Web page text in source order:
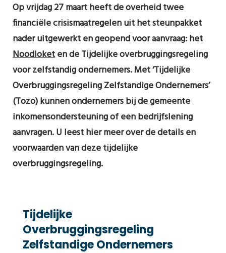
Op vrijdag 27 maart heeft de overheid twee
financiële crisismaatregelen uit het steunpakket
nader uitgewerkt en geopend voor aanvraag: het
Noodloketen de Tijdelijke overbruggingsregeling
voor zelfstandig ondernemers. Met ‘Tijdelijke
Overbruggingsregeling Zelfstandige Ondernemers’
(Tozo) kunnen ondernemers bij de gemeente
inkomensondersteuning of een bedrijfslening
aanvragen. U leest hier meer over de details en
voorwaarden van deze tijdelijke
overbruggingsregeling.
Tijdelijke
Overbruggingsregeling
Zelfstandige Ondernemers